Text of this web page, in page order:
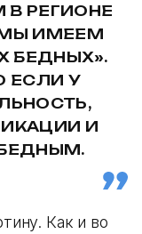
В РЕГИОНЕ
МЫ ИМЕЕМ
БЕДНЫХ».
ЕСЛИ У
И
Как и во